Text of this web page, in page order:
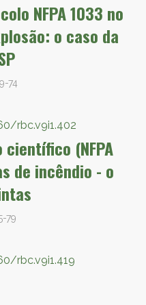
NFPA 1033 no
o caso da
74
rbc.v9i1.402
(NFPA
de incêndio - o
79
rbc.v9i1.419